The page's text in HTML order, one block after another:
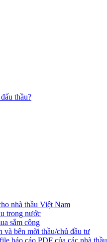
thầu?
nhà thầu Việt Nam
trong nước
sắm công
bên mời thầu/chủ đầu tư
báo cáo PDF của các nhà thầu